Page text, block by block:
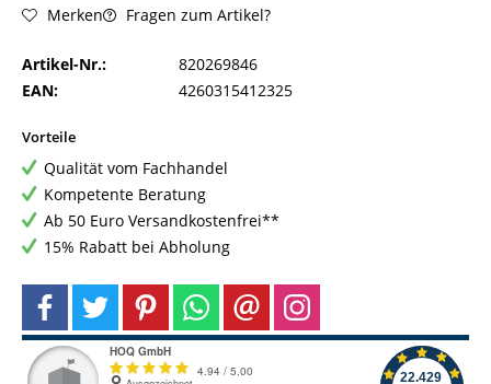
Merken Fragen zum Artikel?
Artikel-Nr.:
820269846
EAN:
4260315412325
Vorteile
Qualität vom Fachhandel
Kompetente Beratung
Ab 50 Euro Versandkostenfrei**
15% Rabatt bei Abholung